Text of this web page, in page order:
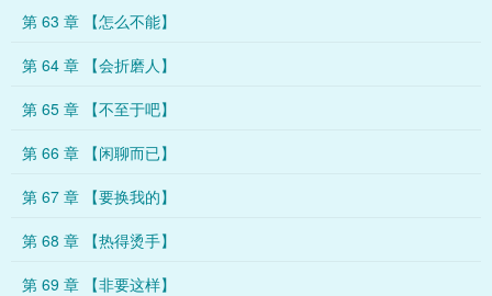
第 63 章 【怎么不能】
第 64 章 【会折磨人】
第 65 章 【不至于吧】
第 66 章 【闲聊而已】
第 67 章 【要换我的】
第 68 章 【热得烫手】
第 69 章 【非要这样】